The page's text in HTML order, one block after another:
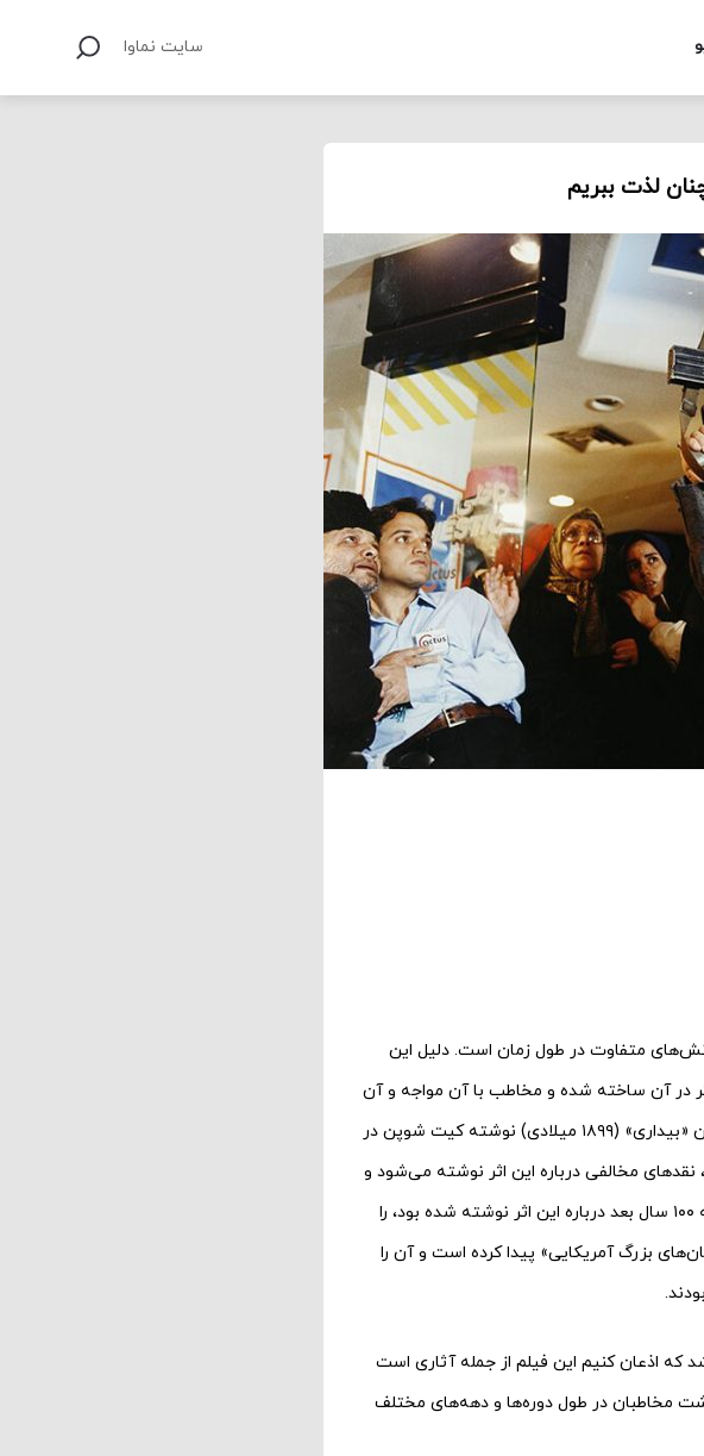
سایت نماوا
لذت ببریم
متفاوت در طول زمان است. دلیل این
در آن ساخته شده و مخاطب با آن مواجه و آن
را خوانش کرده است. به عنوان مثال، تحقیقی در مورد نقدهایی که درباره رمان «بیداری» (١٨٩٩ میلادی) نوشته کیت شوپن در
مخالفی درباره این اثر نوشته می‌شود و
آن را مخالف موازین اجتماعی درمورد زنان می‌داند. همین مطالعه نقدهایی که ١٠٠ سال بعد درباره این اثر نوشته شده بود، را
بزرگ آمریکایی» پیدا کرده است و آن را
که اذعان کنیم این فیلم از جمله آثاری است
مخاطبان در طول دوره‌ها و دهه‌های مختلف